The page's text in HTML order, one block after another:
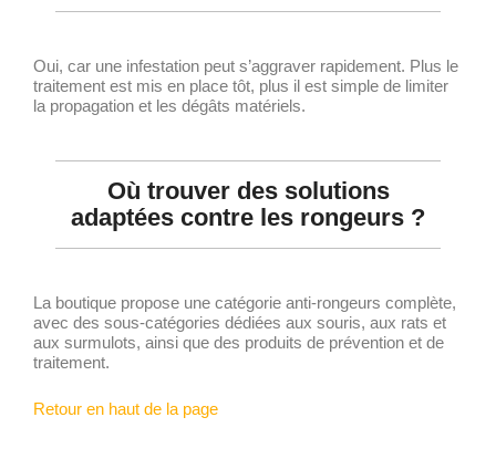
Oui, car une infestation peut s’aggraver rapidement. Plus le
traitement est mis en place tôt, plus il est simple de limiter
la propagation et les dégâts matériels.
Où trouver des solutions
adaptées contre les rongeurs ?
La boutique propose une catégorie anti-rongeurs complète,
avec des sous-catégories dédiées aux souris, aux rats et
aux surmulots, ainsi que des produits de prévention et de
traitement.
Retour en haut de la page